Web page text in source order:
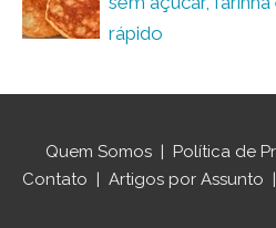
rápido
Quem Somos | Política de
Contato | Artigos por Assunto |